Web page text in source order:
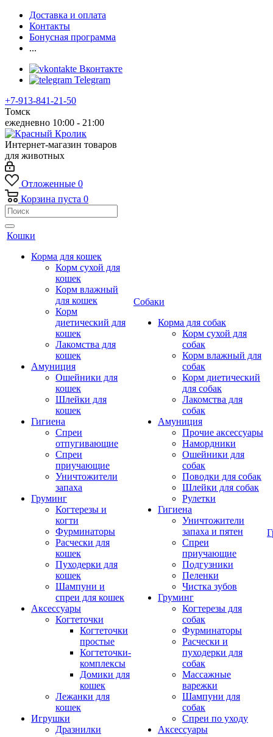
Доставка и оплата
Контакты
Бонусная программа
...
Вконтакте
Telegram
+7-913-841-21-50
Томск
ежедневно 10:00 - 21:00
Интернет-магазин товаров
для животных
Отложенные 0
Корзина пуста 0
Кошки
Корма для кошек
Корм сухой для
кошек
Корм влажный
для кошек
Корм
диетический для
кошек
Лакомства для
кошек
Амуниция
Ошейники для
кошек
Шлейки для
кошек
Гигиена
Спреи
отпугивающие
Спреи
приучающие
Уничтожители
запаха
Груминг
Когтерезы и
когти
Фурминаторы
Расчески для
кошек
Пуходерки для
кошек
Шампуни и
спреи для кошек
Аксессуары
Когтеточки
Когтеточки
простые
Когтеточки-
комплексы
Домики для
кошек
Лежанки для
кошек
Игрушки
Дразнилки
Собаки
Корма для собак
Корм сухой для
собак
Корм влажный для
собак
Корм диетический
для собак
Лакомства для
собак
Амуниция
Прочие аксессуары
Намордники
Ошейники для
собак
Поводки для собак
Шлейки для собак
Рулетки
Гигиена
Уничтожители
запаха и пятен
Спреи
приучающие
Подгузники
Пеленки
Чистка зубов
Груминг
Когтерезы для
собак
Фурминаторы
Расчески и
пуходерки для
собак
Массажные
варежки
Шампуни для
собак
Спреи по уходу
Аксессуары